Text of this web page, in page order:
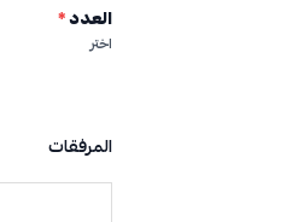
العدد*
اختر
المرفقات